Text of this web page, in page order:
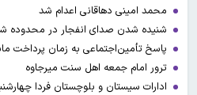
محمد امینی دهاقانی اعدام شد
شنیده شدن صدای انفجار در محدوده
پاسخ تأمین‌اجتماعی به زمان پرداخت
ترور امام جمعه اهل سنت میرجاوه
ادارات سیستان و بلوچستان فردا